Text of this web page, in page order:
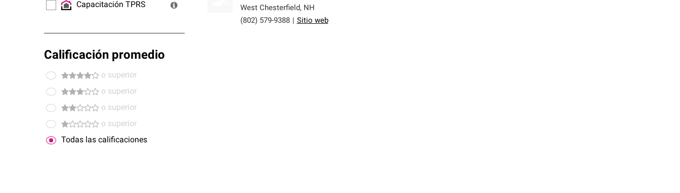
Capacitación TPRS
Calificación promedio
o superior
o superior
o superior
o superior
Todas las calificaciones
West Chesterfield , NH
(802) 579-9388
Sitio web